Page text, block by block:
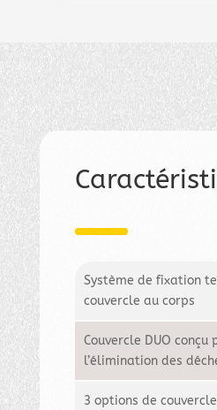
Système de fixation
couvercle au corps
Couvercle DUO conçu
l’élimination des
3 options de couvercle